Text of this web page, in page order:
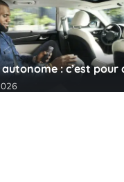
: c’est pour